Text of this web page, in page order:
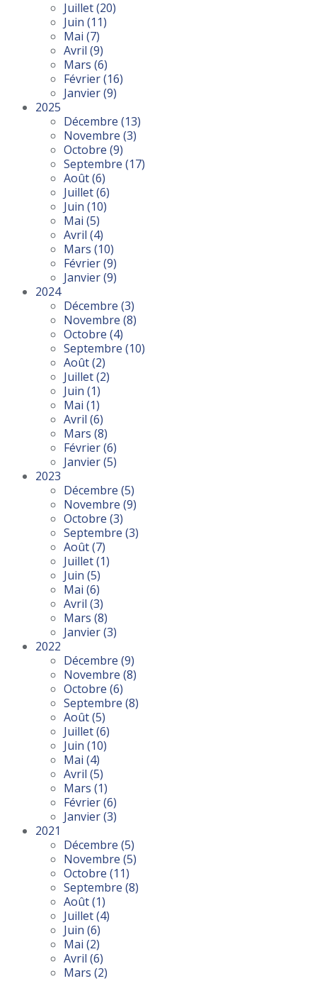
Juillet(20)
Juin (11)
Mai (7)
Avril (9)
Mars (6)
Février(16)
Janvier(9)
2025
Décembre (13)
Novembre (3)
Octobre (9)
Septembre (17)
Août(6)
Juillet(6)
Juin (10)
Mai (5)
Avril (4)
Mars (10)
Février(9)
Janvier(9)
2024
Décembre (3)
Novembre (8)
Octobre (4)
Septembre (10)
Août(2)
Juillet(2)
Juin (1)
Mai (1)
Avril (6)
Mars (8)
Février(6)
Janvier(5)
2023
Décembre (5)
Novembre (9)
Octobre (3)
Septembre (3)
Août(7)
Juillet(1)
Juin (5)
Mai (6)
Avril (3)
Mars (8)
Janvier(3)
2022
Décembre (9)
Novembre (8)
Octobre (6)
Septembre (8)
Août(5)
Juillet(6)
Juin (10)
Mai (4)
Avril (5)
Mars (1)
Février(6)
Janvier(3)
2021
Décembre (5)
Novembre (5)
Octobre (11)
Septembre (8)
Août(1)
Juillet(4)
Juin (6)
Mai (2)
Avril (6)
Mars (2)